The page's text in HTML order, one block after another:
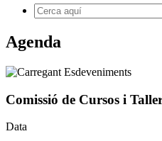
Agenda
Comissió de Cursos i
Data